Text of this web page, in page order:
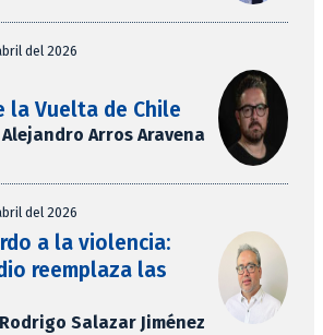
del 2026
la Vuelta de Chile
Alejandro Arros Aravena
del 2026
a la violencia:
reemplaza las
Rodrigo Salazar Jiménez